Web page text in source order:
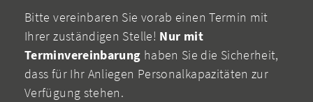
Bitte vereinbaren Sie vorab einen Termin mit
Ihrer zuständigen Stelle! Nur mit
Terminvereinbarung haben Sie die Sicherheit,
dass für Ihr Anliegen Personalkapazitäten zur
Verfügung stehen.